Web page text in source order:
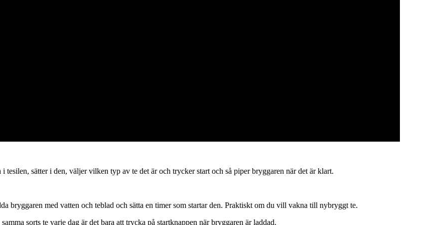
sätter i den, väljer vilken typ av te det är och trycker start och så piper bryggaren när det är klart.
bryggaren med vatten och teblad och sätta en timer som startar den. Praktiskt om du vill vakna till nybryggt te.
sorts te varje dag är det bara att trycka på startknappen när bryggaren är laddad.